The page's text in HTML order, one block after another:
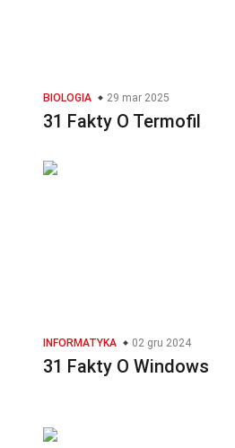
BIOLOGIA 29 mar 2025
31 Fakty O Termofil
INFORMATYKA 02 gru 2024
31 Fakty O Windows